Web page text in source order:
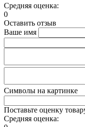
Средняя оценка:
0
Оставить отзыв
Ваше имя
Символы на картинке
Поставьте оценку
Средняя оценка: